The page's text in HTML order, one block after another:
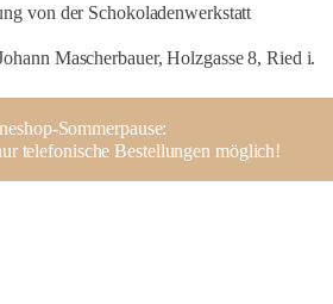
von der Schokoladenwerkstatt
Mascherbauer, Holzgasse 8, Ried i.
Sommerpause:
telefonische Bestellungen möglich!